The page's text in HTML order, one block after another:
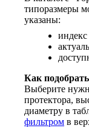
типоразмеры
указаны:
индекс
Как
Выберите
протектора,
диаметру в
фильтром в